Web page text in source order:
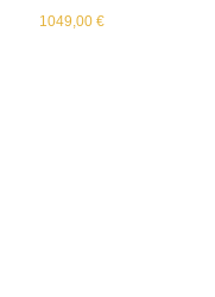
1049,00 €